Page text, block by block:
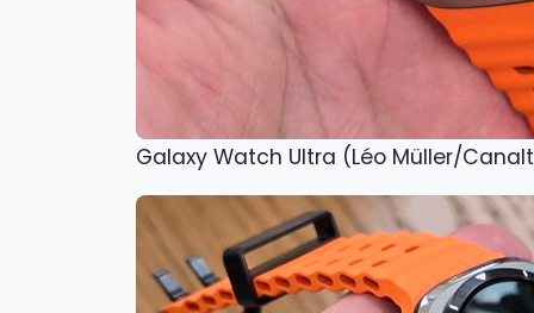
Galaxy Watch Ultra (Léo Müller/